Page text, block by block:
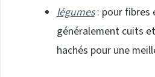
légumes: pour fibres
généralement cuits
hachés pour une